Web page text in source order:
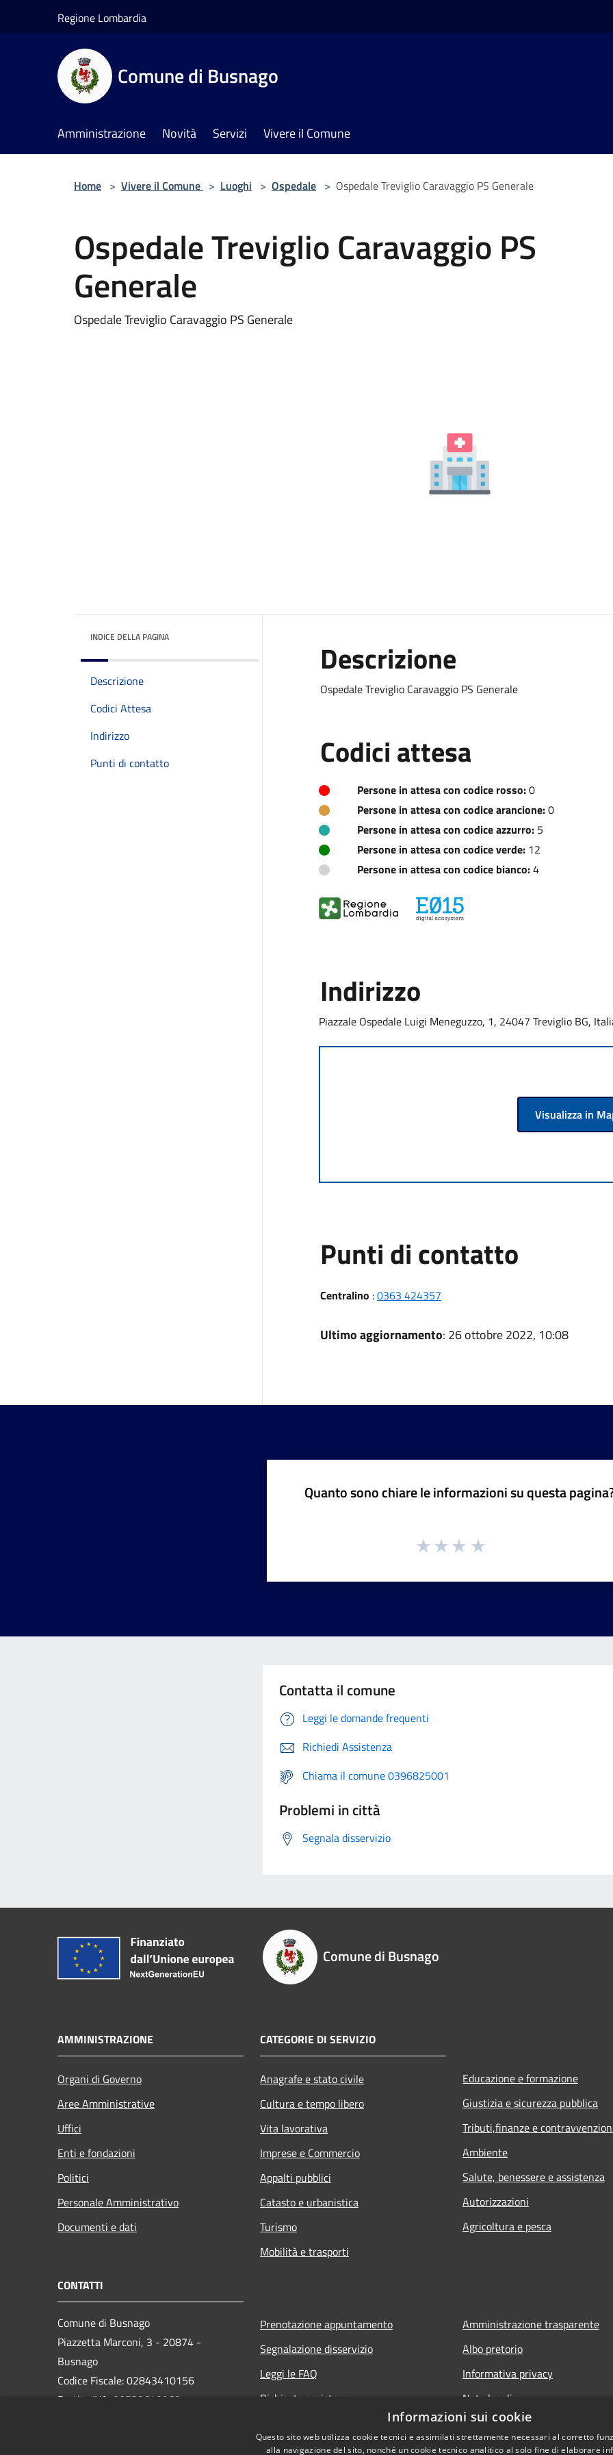
Regione Lombardia
Comune di Busnago
Amministrazione Novità Servizi Vivere il Comune
Home > Vivere il Comune > Luoghi > Ospedale > Ospedale Treviglio Caravaggio PS Generale
Ospedale Treviglio Caravaggio PS
Generale
Ospedale Treviglio Caravaggio PS Generale
INDICE DELLA PAGINA
Descrizione
Codici Attesa
Indirizzo
Punti di contatto
Descrizione
Ospedale Treviglio Caravaggio PS Generale
Codici attesa
Persone in attesa con codice rosso:0
Persone in attesa con codice arancione:0
Persone in attesa con codice azzurro:5
Persone in attesa con codice verde:12
Persone in attesa con codice bianco:4
Indirizzo
Piazzale Ospedale Luigi Meneguzzo, 1, 24047 Treviglio BG,
Visualizza in
Punti di contatto
Centralino :0363 424357
Ultimo aggiornamento: 26 ottobre 2022, 10:08
Quanto sono chiare le informazioni su questa
Contatta il comune
Leggi le domande frequenti
Richiedi Assistenza
Chiama il comune 0396825001
Problemi in città
Segnala disservizio
Comune di Busnago
AMMINISTRAZIONE
Organi di Governo
Aree Amministrative
Uffici
Enti e fondazioni
Politici
Personale Amministrativo
Documenti e dati
CATEGORIE DI SERVIZIO
Anagrafe e stato civile
Cultura e tempo libero
Vita lavorativa
Imprese e Commercio
Appalti pubblici
Catasto e urbanistica
Turismo
Mobilità e trasporti
Educazione e formazione
Giustizia e sicurezza pubblica
Tributi,finanze e
Ambiente
Salute, benessere e assistenza
Autorizzazioni
Agricoltura e pesca
CONTATTI
Comune di Busnago
Piazzetta Marconi, 3 - 20874 -
Busnago
Codice Fiscale: 02843410156
Partita IVA: 00738640960
Prenotazione appuntamento
Segnalazione disservizio
Leggi le FAQ
Richiesta assistenza
Amministrazione trasparente
Albo pretorio
Informativa privacy
Note legali
Dichiarazione di accessibilità
Informazioni sui cookie
Questo sito web utilizza cookie tecnici e assimilati strettamente necessari al corretto
alla navigazione del sito, nonché un cookie tecnico analitico al solo fine di elaborare